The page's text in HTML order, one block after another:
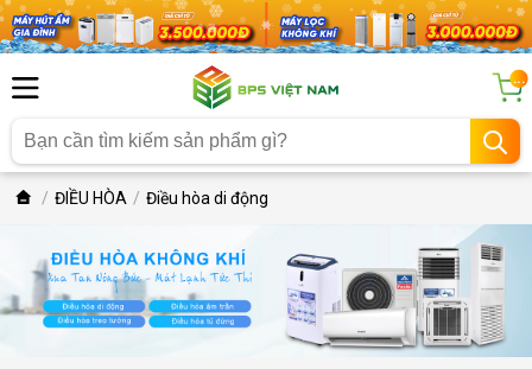
...
ĐIỀU HÒA Điều hòa di động